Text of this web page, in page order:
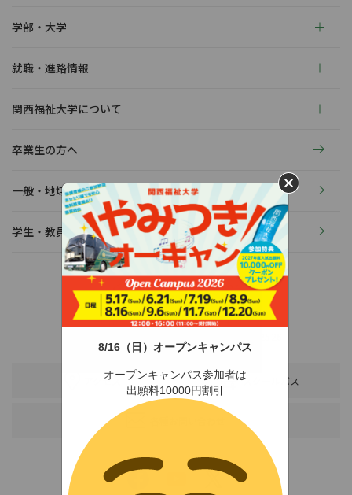
8/16（日）オープンキャンパス
オープンキャンパス参加者は
出願料10000円割引
学部・大学
就職・進路情報
関西福祉大学について
卒業生の方へ
一般・地域の方へ
学生・教員の活動
〒678-0255 兵庫県赤穂市新田380-3
アクセス スクールバス